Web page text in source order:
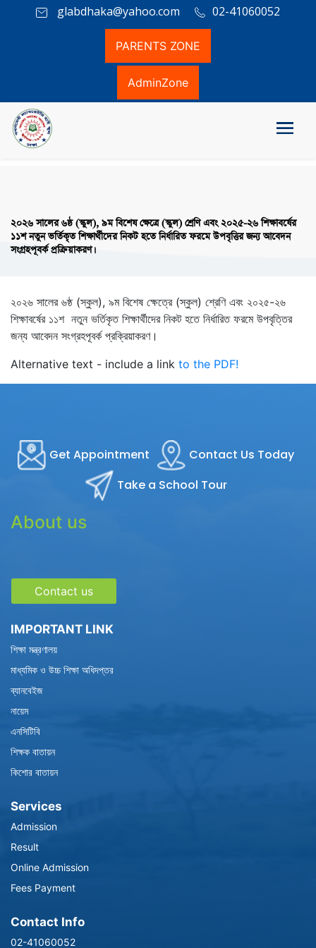
glabdhaka@yahoo.com 02-41060052
PARENTS ZONE
AdminZone
২০২৬ সালের ৬ষ্ঠ (স্কুল), ৯ম বিশেষ ক্ষেত্রে (স্কুল) শ্রেণি এবং ২০২৫-২৬ শিক্ষাবর্ষের
১১শ নতুন ভর্তিকৃত শিক্ষার্থীদের নিকট হতে নির্ধারিত ফরমে উপবৃত্তির জন্য আবেদন
সংগ্রহপূবর্ক প্রক্রিয়াকরণ।
২০২৬ সালের ৬ষ্ঠ (স্কুল), ৯ম বিশেষ ক্ষেত্রে (স্কুল) শ্রেণি এবং ২০২৫-২৬
শিক্ষাবর্ষের ১১শ নতুন ভর্তিকৃত শিক্ষার্থীদের নিকট হতে নির্ধারিত ফরমে উপবৃত্তির
জন্য আবেদন সংগ্রহপূবর্ক প্রক্রিয়াকরণ।
Alternative text - include a link to the PDF!
Get Appointment
Contact Us Today
Take a School Tour
About us
Contact us
IMPORTANT LINK
শিক্ষা মন্ত্রণালয়
মাধ্যমিক ও উচ্চ শিক্ষা অধিদপ্তর
ব্যানবেইজ
নায়েম
এনসিটিবি
শিক্ষক বাতায়ন
কিশোর বাতায়ন
Services
Admission
Result
Online Admission
Fees Payment
Contact Info
02-41060052